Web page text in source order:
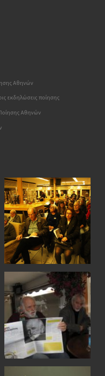
Αθηνών
εκδηλώσεις ποίησης
Αθηνών